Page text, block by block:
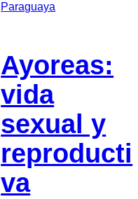
Paraguaya
Ayoreas:
vida
sexual y
reproducti
va